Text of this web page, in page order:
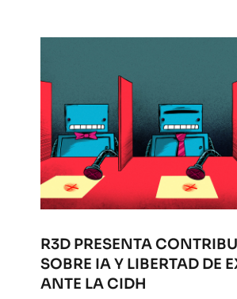
R3D PRESENTA
SOBRE IA Y LIBERTAD DE
ANTE LA CIDH